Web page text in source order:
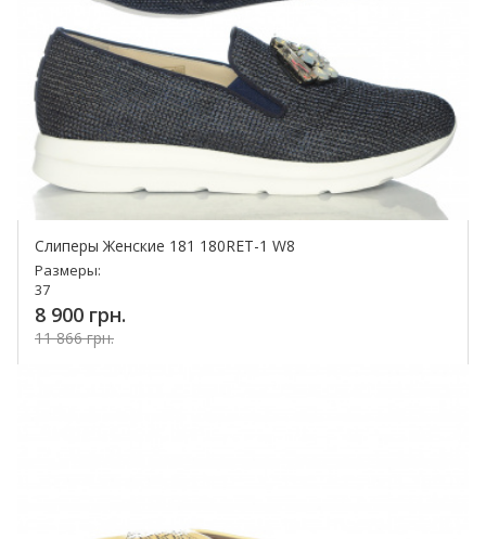
Слиперы Женские 181 180RET-1 W8
Размеры:
37
8 900 грн.
11 866 грн.